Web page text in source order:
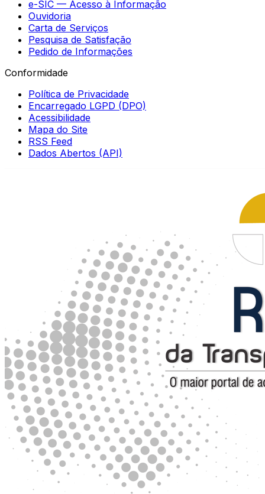
e-SIC — Acesso à Informação
Ouvidoria
Carta de Serviços
Pesquisa de Satisfação
Pedido de Informações
Conformidade
Política de Privacidade
Encarregado LGPD (DPO)
Acessibilidade
Mapa do Site
RSS Feed
Dados Abertos (API)